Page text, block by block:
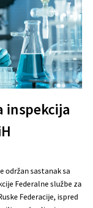
inspekcija
održan sastanak sa
Federalne službe za
Federacije, ispred